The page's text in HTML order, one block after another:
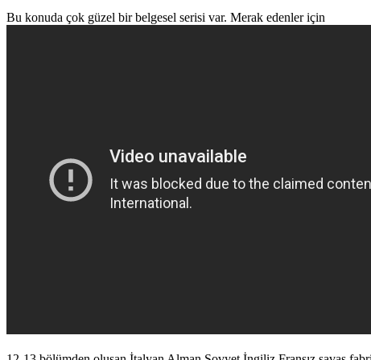
Bu konuda çok güzel bir belgesel serisi var. Merak edenler için